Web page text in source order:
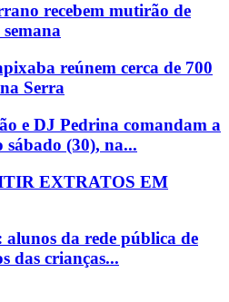
recebem mutirão de
reúnem cerca de 700
Serra
e DJ Pedrina comandam a
sábado (30), na...
EXTRATOS EM
da rede pública de
das crianças...